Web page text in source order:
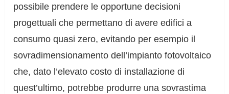
possibile prendere le opportune decisioni
progettuali che permettano di avere edifici a
consumo quasi zero, evitando per esempio il
sovradimensionamento dell’impianto fotovoltaico
che, dato l’elevato costo di installazione di
quest’ultimo, potrebbe produrre una sovrastima